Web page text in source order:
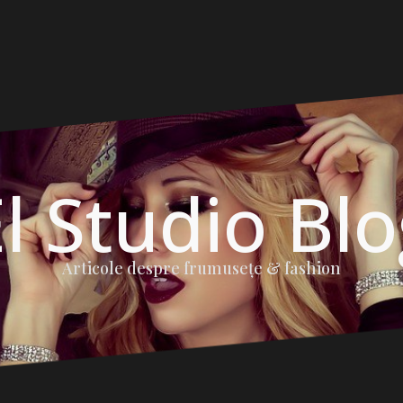
Studio
Articole despre frumuseţe & fashion